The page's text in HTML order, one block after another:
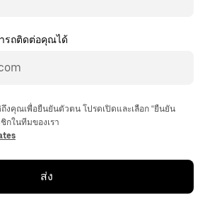
รถติดต่อคุณได้
งคุณเพื่อยืนยันตัวตน โปรดเปิดและเลือก “ยืนยัน
กในทีมของเรา
ส่ง